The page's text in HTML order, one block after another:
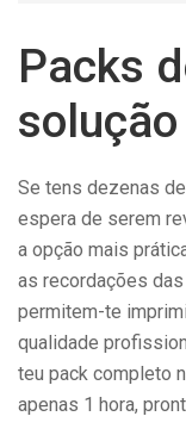
Packs
Se tens dezenas
espera de serem
a opção mais
as recordações
permitem-te
qualidade
teu pack completo
apenas 1 hora,